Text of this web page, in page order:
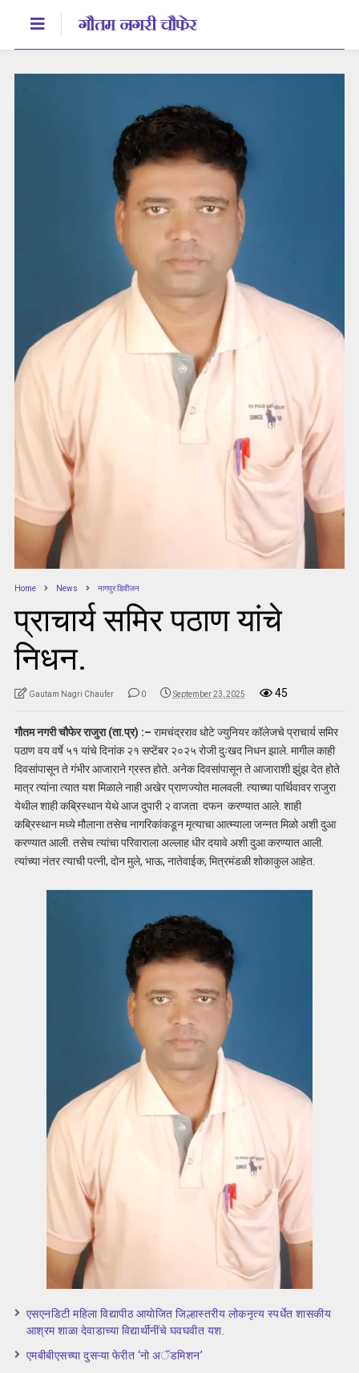
Home News नागपुर डिवीजन
प्राचार्य समिर पठाण यांचे
निधन.
Gautam Nagri Chaufer 0 September 23, 2025 45
गौतम नगरी चौफेर राजुरा (ता.प्र) :– रामचंद्रराव धोटे ज्युनियर कॉलेजचे प्राचार्य समिर
पठाण वय वर्षे ५१ यांचे दिनांक २१ सप्टेंबर २०२५ रोजी दुःखद निधन झाले. मागील काही
दिवसांपासून ते गंभीर आजाराने ग्रस्त होते. अनेक दिवसांपासून ते आजाराशी झुंझ देत होते
मात्र त्यांना त्यात यश मिळाले नाही अखेर प्राणज्योत मालवली. त्याच्या पार्थिवावर राजुरा
येथील शाही कब्रिस्थान येथे आज दुपारी २ वाजता दफन करण्यात आले. शाही
कब्रिस्थान मध्ये मौलाना तसेच नागरिकांकडून मृत्याचा आत्म्याला जन्नत मिळो अशी दुआ
करण्यात आली. तसेच त्यांचा परिवाराला अल्लाह धीर दयावे अशी दुआ करण्यात आली.
त्यांच्या नंतर त्याची पत्नी, दोन मुले, भाऊ, नातेवाईक, मित्रमंडळी शोकाकुल आहेत.
एसएनडिटी महिला विद्यापीठ आयोजित जिल्हास्तरीय लोकनृत्य स्पर्धेत शासकीय
आश्रम शाळा देवाडाच्या विद्यार्थीनींचे घवघवीत यश.
एमबीबीएसच्या दुसऱ्या फेरीत ‘नो अॅडमिशन’